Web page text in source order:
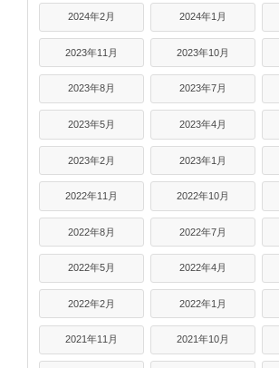
2024年2月 2024年1月
2023年11月 2023年10月
2023年8月 2023年7月
2023年5月 2023年4月
2023年2月 2023年1月
2022年11月 2022年10月
2022年8月 2022年7月
2022年5月 2022年4月
2022年2月 2022年1月
2021年11月 2021年10月